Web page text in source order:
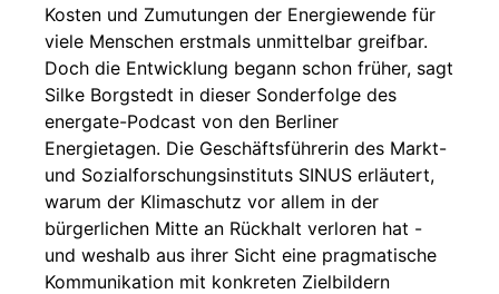
Kosten und Zumutungen der Energiewende für
viele Menschen erstmals unmittelbar greifbar.
Doch die Entwicklung begann schon früher, sagt
Silke Borgstedt in dieser Sonderfolge des
energate-Podcast von den Berliner
Energietagen. Die Geschäftsführerin des Markt-
und Sozialforschungsinstituts SINUS erläutert,
warum der Klimaschutz vor allem in der
bürgerlichen Mitte an Rückhalt verloren hat -
und weshalb aus ihrer Sicht eine pragmatische
Kommunikation mit konkreten Zielbildern